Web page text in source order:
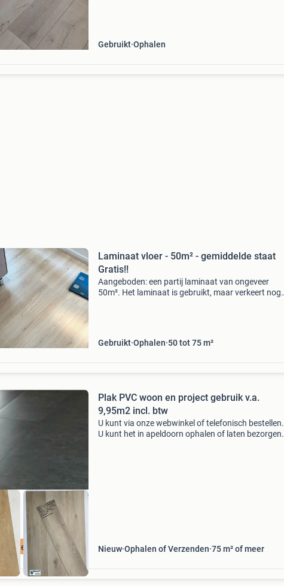
Gebruikt Ophalen
Laminaat vloer - 50m² - gemiddelde staat
Gratis!!
Aangeboden: een partij laminaat van ongeveer
50m². Het laminaat is gebruikt, maar verkeert nog
Gebruikt Ophalen 50 tot 75 m²
levering
Plak PVC woon en project gebruik v.a.
9,95m2 incl. btw
U kunt via onze webwinkel of telefonisch bestellen.
U kunt het in apeldoorn ophalen of laten bezorgen.
Nieuw Ophalen of Verzenden 75 m² of meer